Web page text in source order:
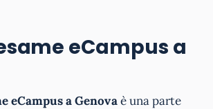
eCampus a
eCampus aGenovaè una parte